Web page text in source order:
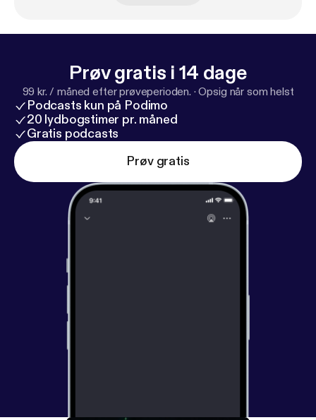
Prøv gratis i 14 dage
99 kr. / måned efter prøveperioden. ·Opsig når som helst
Podcasts kun på Podimo
20 lydbogstimer pr. måned
Gratis podcasts
Prøv gratis